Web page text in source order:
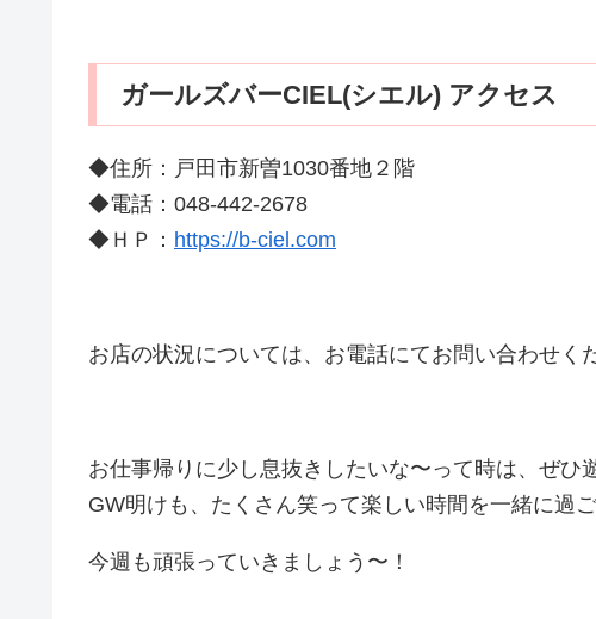
ガールズバーCIEL(シエル) アクセス
◆住所：戸田市新曽1030番地２階
◆電話：048-442-2678
◆ＨＰ： https://b-ciel.com
お店の状況については、お電話にてお問い合わせく
お仕事帰りに少し息抜きしたいな〜って時は、ぜひ
GW明けも、たくさん笑って楽しい時間を一緒に過
今週も頑張っていきましょう〜！